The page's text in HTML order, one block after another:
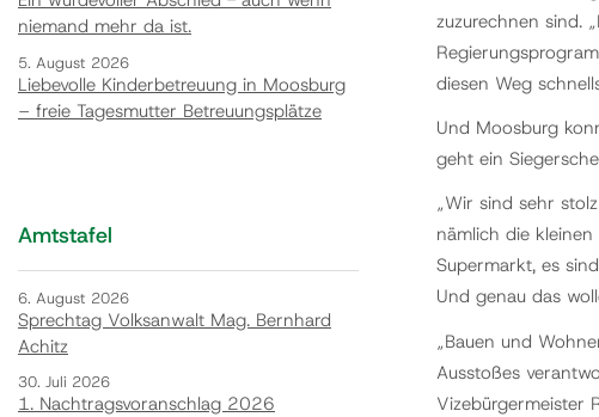
zuzurechnen sind.
diesen Weg
Und Moosburg
geht ein
„Wir sind sehr
nämlich die
Supermarkt, es
Und genau das
„Bauen und
Ausstoßes
Vizebürgermeister
niemand mehr da ist.
5. August 2026
Liebevolle Kinderbetreuung in Moosburg
– freie Tagesmutter Betreuungsplätze
Amtstafel
6. August 2026
Sprechtag Volksanwalt Mag. Bernhard
Achitz
30. Juli 2026
1. Nachtragsvoranschlag 2026